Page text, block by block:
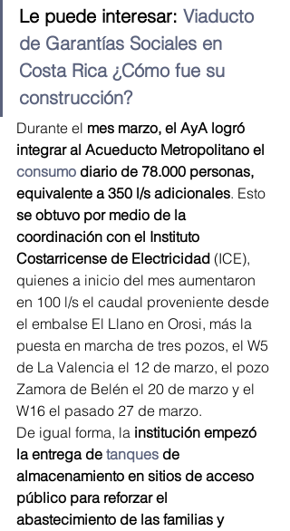
Le puede interesar: Viaducto
de Garantías Sociales en
Costa Rica ¿Cómo fue su
construcción?
Durante el mes marzo, el AyA logró
integrar al Acueducto Metropolitano el
consumo diario de 78.000 personas,
equivalente a 350 l/s adicionales. Esto
se obtuvo por medio de la
coordinación con el Instituto
Costarricense de Electricidad (ICE),
quienes a inicio del mes aumentaron
en 100 l/s el caudal proveniente desde
el embalse El Llano en Orosi, más la
puesta en marcha de tres pozos, el W5
de La Valencia el 12 de marzo, el pozo
Zamora de Belén el 20 de marzo y el
W16 el pasado 27 de marzo.
De igual forma, la institución empezó
la entrega de tanques de
almacenamiento en sitios de acceso
público para reforzar el
abastecimiento de las familias y